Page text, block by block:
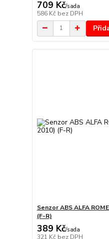
709 Kč/sada
586 Kč bez DPH
Senzor ABS ALFA
(F-R)
389 Kč/sada
321 Kč bez DPH